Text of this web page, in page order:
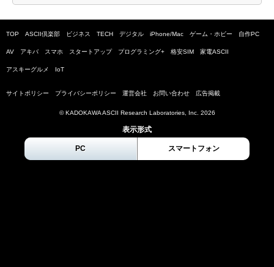
TOP ASCII倶楽部 ビジネス TECH デジタル iPhone/Mac ゲーム・ホビー 自作PC
AV アキバ スマホ スタートアップ プログラミング+ 格安SIM 家電ASCII
アスキーグルメ IoT
サイトポリシー プライバシーポリシー 運営会社 お問い合わせ 広告掲載
© KADOKAWA ASCII Research Laboratories, Inc. 2026
表示形式
PC スマートフォン